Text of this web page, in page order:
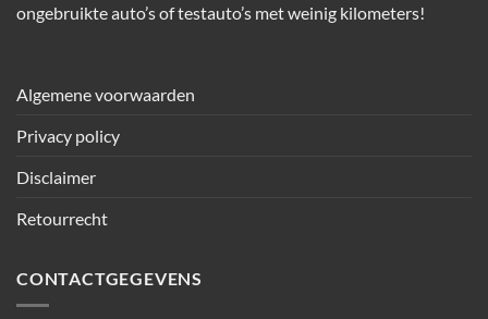
ongebruikte auto’s of testauto’s met weinig kilometers!
Algemene voorwaarden
Privacy policy
Disclaimer
Retourrecht
CONTACTGEGEVENS